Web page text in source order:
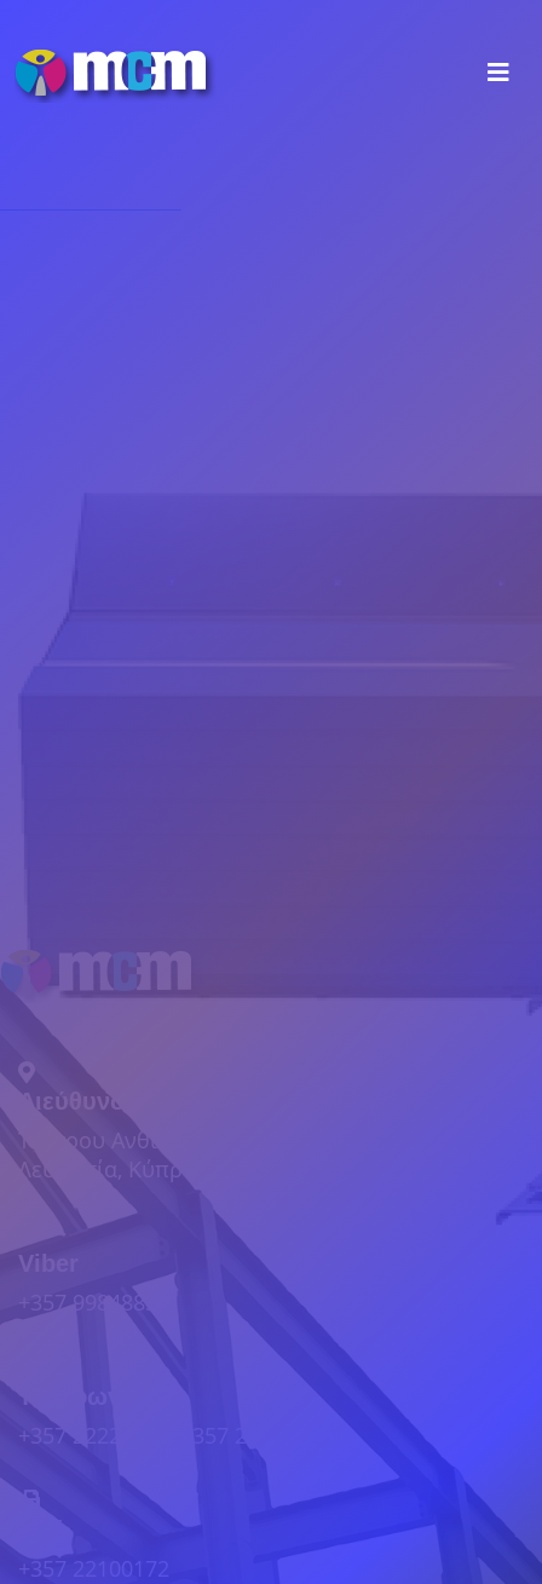
Διεύθυνση
Τεύκρου Ανθία 58, Βιομηχανική Δαλίου, 2540,
Λευκωσία, Κύπρος
Viber
+357 99848839
Τηλέφωνα
+357 22222001, +357 22103861
Φάξ
+357 22100172